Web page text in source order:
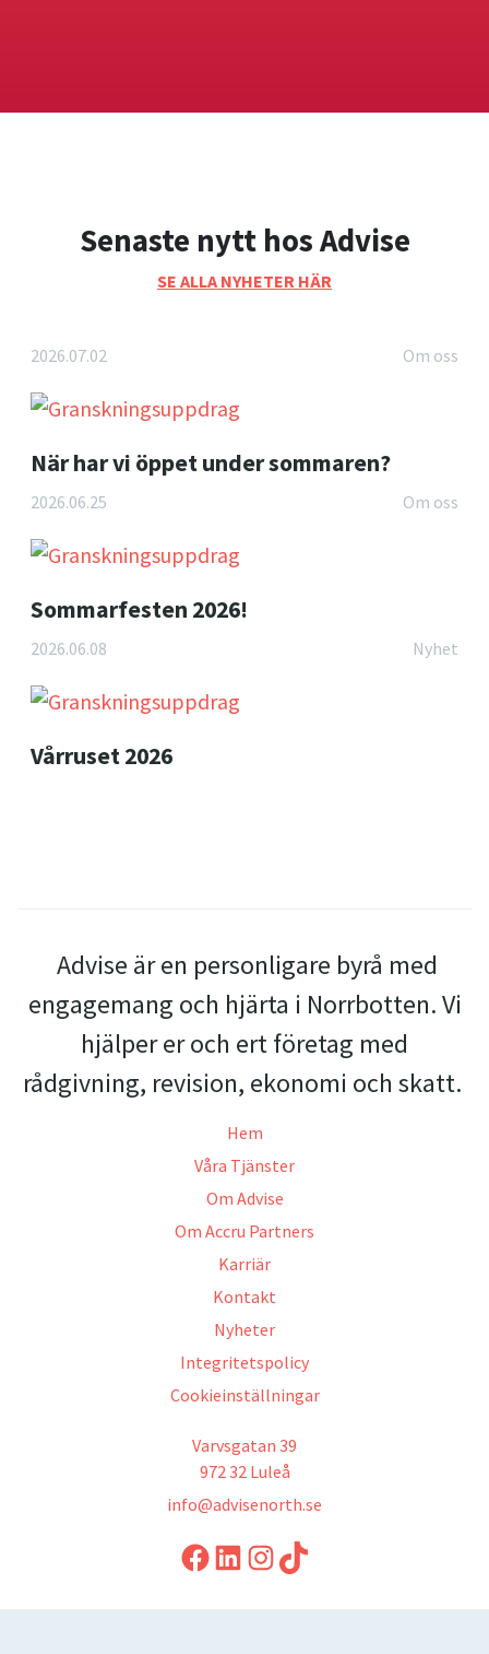
Senaste nytt hos Advise
SE ALLA NYHETER HÄR
2026.07.02 Om oss
När har vi öppet under sommaren?
2026.06.25 Om oss
Sommarfesten 2026!
2026.06.08 Nyhet
Vårruset 2026
Advise är en personligare byrå med
engagemang och hjärta i Norrbotten. Vi
hjälper er och ert företag med
rådgivning, revision, ekonomi och skatt.
Hem
Våra Tjänster
Om Advise
Om Accru Partners
Karriär
Kontakt
Nyheter
Integritetspolicy
Cookieinställningar
Varvsgatan 39
972 32 Luleå
info@advisenorth.se
LinkedIn Instagram TikTok